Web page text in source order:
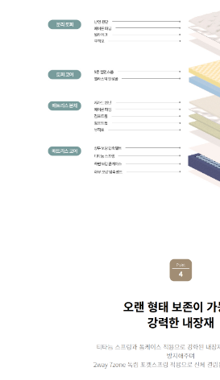
| 15,900
WI-60C9600M | 46,900
WI-60C9600M | 41,900